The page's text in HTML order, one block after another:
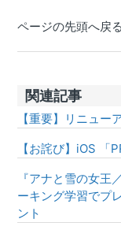
ページの先頭へ戻る
関連記事
【重要】リニュー
【お詫び】iOS 「
『アナと雪の女王
ーキング学習でプ
ント